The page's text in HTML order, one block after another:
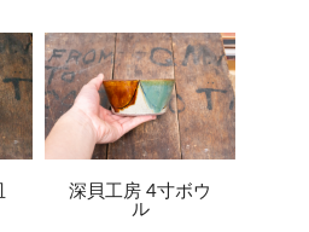
深貝工房 4寸ボウ
ル